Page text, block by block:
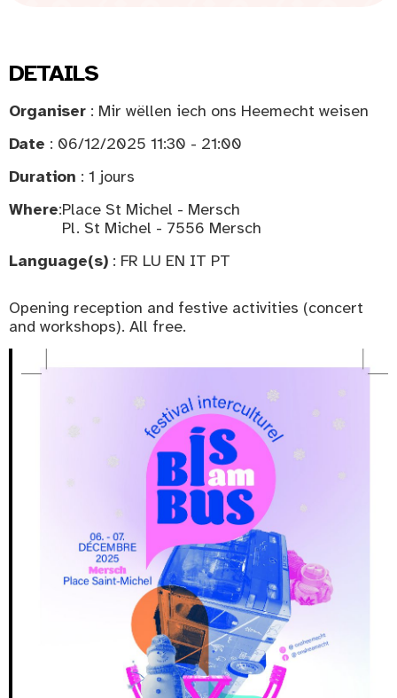
DETAILS
Organiser : Mir wëllen iech ons Heemecht weisen
Date : 06/12/2025 11:30 - 21:00
Duration : 1 jours
Where:Place St Michel - Mersch
Pl. St Michel - 7556 Mersch
Language(s) : FR LU EN IT PT
Opening reception and festive activities (concert
and workshops). All free.